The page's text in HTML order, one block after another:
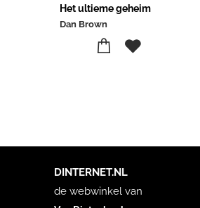
Het ultieme geheim
Dan Brown
DINTERNET.NL
de webwinkel van